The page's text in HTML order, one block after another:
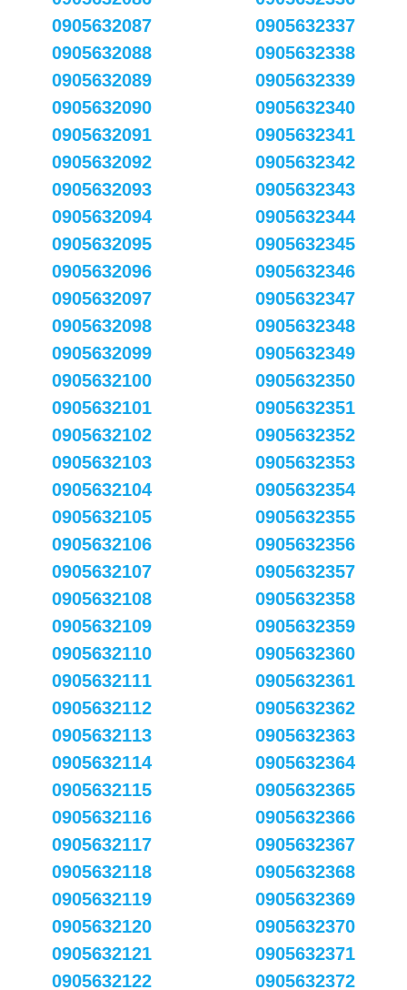
0905632087
0905632088
0905632089
0905632090
0905632091
0905632092
0905632093
0905632094
0905632095
0905632096
0905632097
0905632098
0905632099
0905632100
0905632101
0905632102
0905632103
0905632104
0905632105
0905632106
0905632107
0905632108
0905632109
0905632110
0905632111
0905632112
0905632113
0905632114
0905632115
0905632116
0905632117
0905632118
0905632119
0905632120
0905632121
0905632122
0905632337
0905632338
0905632339
0905632340
0905632341
0905632342
0905632343
0905632344
0905632345
0905632346
0905632347
0905632348
0905632349
0905632350
0905632351
0905632352
0905632353
0905632354
0905632355
0905632356
0905632357
0905632358
0905632359
0905632360
0905632361
0905632362
0905632363
0905632364
0905632365
0905632366
0905632367
0905632368
0905632369
0905632370
0905632371
0905632372